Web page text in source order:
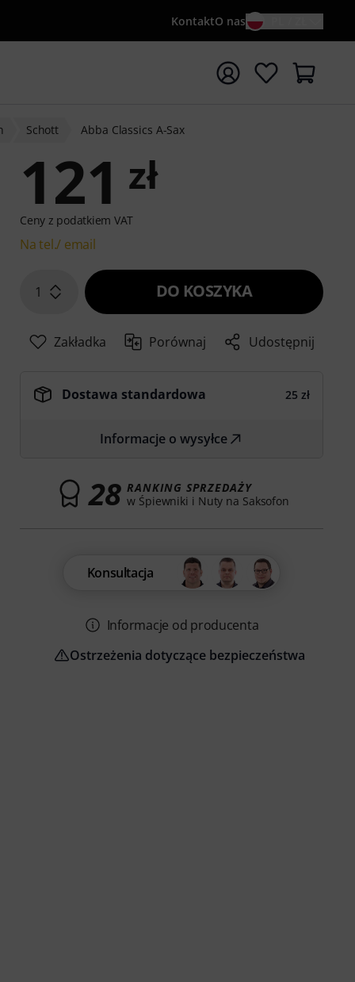
KontaktO nas
wyszukiwanie od słowa kluczowego {searchTerm}
Schott Abba Classics A-Sax
121 zł
Ceny z podatkiem VAT
Na tel./ email
1 DO KOSZYKA
Zakładka Porównaj Udostępnij
Dostawa standardowa 25 zł
Informacje o wysyłce
28 RANKING SPRZEDAŻY
w Śpiewniki i Nuty na Saksofon
Konsultacja
Informacje od producenta
Ostrzeżenia dotyczące bezpieczeństwa